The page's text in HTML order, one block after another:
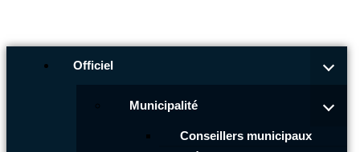
Officiel
Municipalité
Conseillers municipaux